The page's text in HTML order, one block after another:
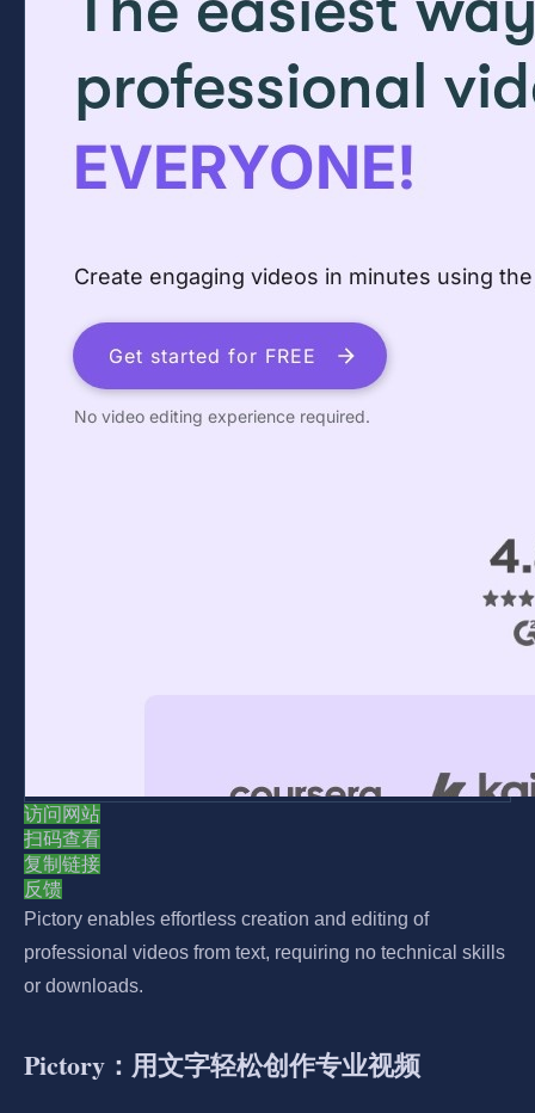
访问网站
扫码查看
复制链接
反馈
Pictory enables effortless creation and editing of
professional videos from text, requiring no technical skills
or downloads.
Pictory：用文字轻松创作专业视频